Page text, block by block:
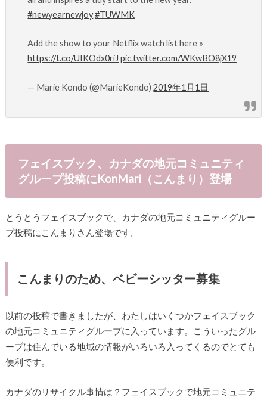
#newyearnewjoy#TUWMK
Add the show to your Netflix watch list here »
https://t.co/UIKOdx0riJ pic.twitter.com/WKwBO8jX19
— Marie Kondo (@MarieKondo)2019年1月1日
フェイスブック、カナダの地元コミュニティ
グループ投稿にKonMari（こんまり）登場
とうとうフェイスブックで、カナダの地元コミュニティグルー
プ投稿にこんまりさん登場です。
こんまりのため、ベビーシッター募集
以前の投稿で書きましたが、わたしはいくつかフェイスブック
の地元コミュニティグループに入っています。こういったグル
ープは住んでいる地域の情報がいろいろ入ってくるのでとても
便利です。
カナダのリサイクル事情は？フェイスブックで地元コミュニテ